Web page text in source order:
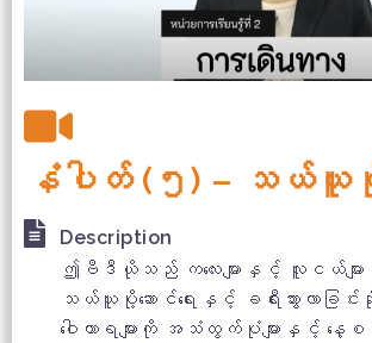
နံပါတ် (၅) – သယ်ယူပို့ဆ
Description
ဤဗီဒီယိုသည် ကလေးများနှင့် လူငယ်မျ
သယ်ယူပို့ဆောင်ရေးနှင့် ခရီးသွားလာခြင်
ဝေါဟာရများကို အသံထွက်ပုံများနှင့်